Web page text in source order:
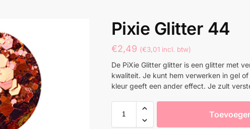
Pixie Glitter 44
€2,49 (€3,01incl. btw)
De PiXie Glitter glitter is een glitter met
kwaliteit. Je kunt hem verwerken in gel
kleur geeft een ander effect. Je zult